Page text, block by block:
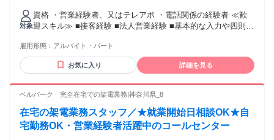
対象
資格 ・営業経験者、又はテレアポ ・電話関係の経験者 ≪歓
迎スキル≫ ■接客経験 ■法人営業経験 ■基本的な入力や四則計
雇用形態： アルバイト・パート
お気に入り 詳細を見る
ベルパーク 完全在宅での架電業務|神奈川県_8
在宅の架電業務スタッフ／★就業開始日相談OK★自
宅勤務OK・営業経験者活躍中のコールセンター